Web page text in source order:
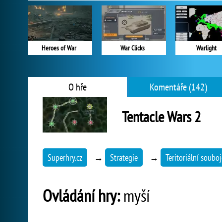
Heroes of War War Clicks Warlight
O hře Komentáře (142)
Tentacle Wars 2
Superhry.cz → Strategie → Teritoriální
Ovládání hry:myší